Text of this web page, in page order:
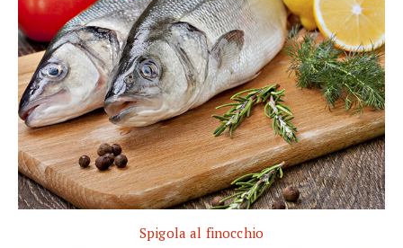
Spigola al finocchio